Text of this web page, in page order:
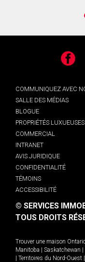
Facebook
COMMUNIQUEZ AVEC
SALLE DES MÉDIAS
BLOGUE
PROPRIÉTÉS LUXUEUSES
COMMERCIAL
INTRANET
AVIS JURIDIQUE
CONFIDENTIALITÉ
TÉMOINS
ACCESSIBILITÉ
© SERVICES
TOUS DROITS
Trouver une maison
Manitoba
Saskatchewan
Territoires du Nord-Ouest